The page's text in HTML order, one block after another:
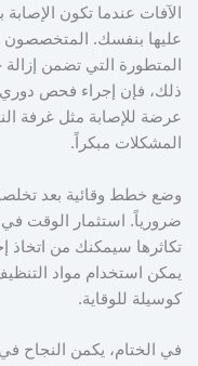
الآفات عندما تكون
عليها بنفسك. المتخصصون
المتطورة التي تضمن
ذلك، فإن إجراء فحص دوري
عرضة للإصابة مثل غرفة
المشكلات مبكراً.
وضع خطط وقائية بعد
ضرورياً. استثمار الوقت
تكاثرها سيمكنك من اتخاذ
يمكن استخدام مواد
كوسيلة للوقاية.
في الختام، يكمن النجاح